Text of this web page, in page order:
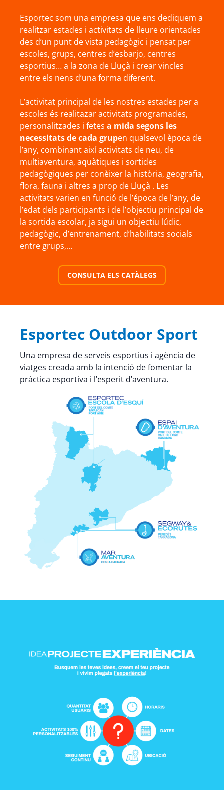
Esportec som una empresa que ens dediquem a
realitzar estades i activitats de lleure orientades
des d’un punt de vista pedagògic i pensat per
escoles, grups, centres d’esbarjo, centres
esportius… a la zona de Lluçà i crear vincles
entre els nens d’una forma diferent.
L’activitat principal de les nostres estades per a
escoles és realitazar activitats programades,
personalitzades i fetes a mida segons les
necessitats de cada grupen qualsevol època de
l’any, combinant així activitats de neu, de
multiaventura, aquàtiques i sortides
pedagògiques per conèixer la història, geografia,
flora, fauna i altres a prop de Lluçà . Les
activitats varien en funció de l’época de l’any, de
l’edat dels participants i de l’objectiu principal de
la sortida escolar, ja sigui un objectiu lúdic,
pedagògic, d’entrenament, d’habilitats socials
entre grups,…
CONSULTA ELS CATÀLEGS
Esportec Outdoor Sport
Una empresa de serveis esportius i agència de
viatges creada amb la intenció de fomentar la
pràctica esportiva i l’esperit d’aventura.